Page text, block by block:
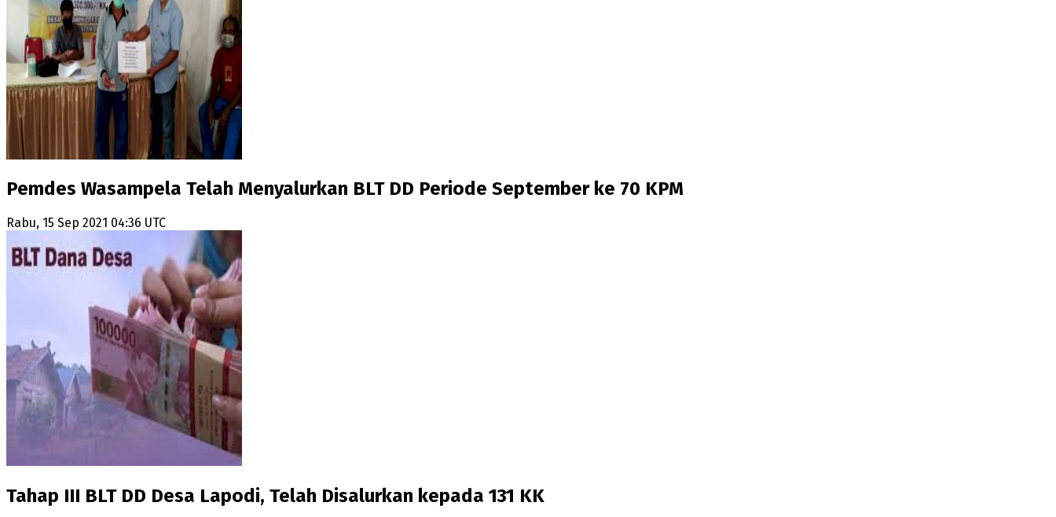
Pemdes Wasampela Telah Menyalurkan BLT DD Periode September ke 70 KPM
Rabu, 15 Sep 2021 04:36 UTC
Tahap III BLT DD Desa Lapodi, Telah Disalurkan kepada 131 KK